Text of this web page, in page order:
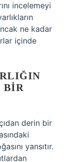
incelemeyi
ne kadar
içinde
BIR
derin bir
yansıtır.